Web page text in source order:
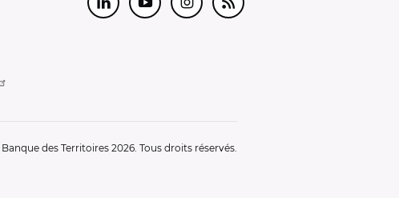
LinkedInYoutubeInstagram
RSS
des Territoires 2026. Tous droits réservés.